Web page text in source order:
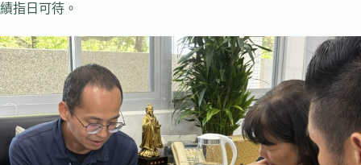
績指日可待。